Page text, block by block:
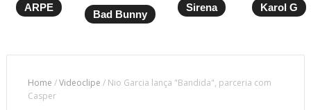
ARPE
Bad Bunny
Sirena Karol G
Home /Videoclipe / Nio Garcia lança "Bandida", parceria com
Casper